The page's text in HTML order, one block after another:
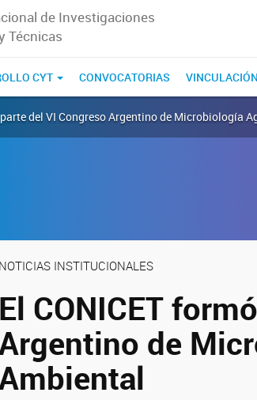
de Investigaciones
Técnicas
CYT CONVOCATORIAS VINCULACIÓN
del VI Congreso Argentino de Microbiología
NOTICIAS INSTITUCIONALES
El CONICET
de